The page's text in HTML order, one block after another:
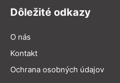
Dôležité odkazy
O nás
Kontakt
Ochrana osobných údajov